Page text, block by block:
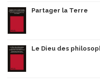
Partager la Terre
Le Dieu des